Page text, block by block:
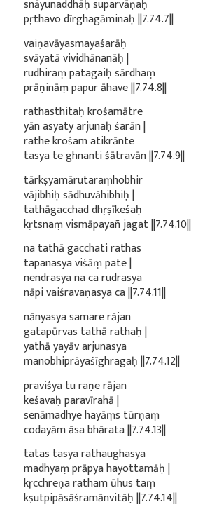
snāyunaddhāḥ suparvāṇaḥ
pṛthavo dīrghagāminaḥ ||7.74.7||
vaiṇavāyasmayaśarāḥ
svāyatā vividhānanāḥ |
rudhiraṃ patagaiḥ sārdhaṃ
prāṇināṃ papur āhave ||7.74.8||
rathasthitaḥ krośamātre
yān asyaty arjunaḥ śarān |
rathe krośam atikrānte
tasya te ghnanti śātravān ||7.74.9||
tārkṣyamārutaraṃhobhir
vājibhiḥ sādhuvāhibhiḥ |
tathāgacchad dhṛṣīkeśaḥ
kṛtsnaṃ vismāpayañ jagat ||7.74.10||
na tathā gacchati rathas
tapanasya viśāṃ pate |
nendrasya na ca rudrasya
nāpi vaiśravaṇasya ca ||7.74.11||
nānyasya samare rājan
gatapūrvas tathā rathaḥ |
yathā yayāv arjunasya
manobhiprāyaśīghragaḥ ||7.74.12||
praviśya tu raṇe rājan
keśavaḥ paravīrahā |
senāmadhye hayāṃs tūrṇaṃ
codayām āsa bhārata ||7.74.13||
tatas tasya rathaughasya
madhyaṃ prāpya hayottamāḥ |
kṛcchreṇa ratham ūhus taṃ
kṣutpipāsāśramānvitāḥ ||7.74.14||